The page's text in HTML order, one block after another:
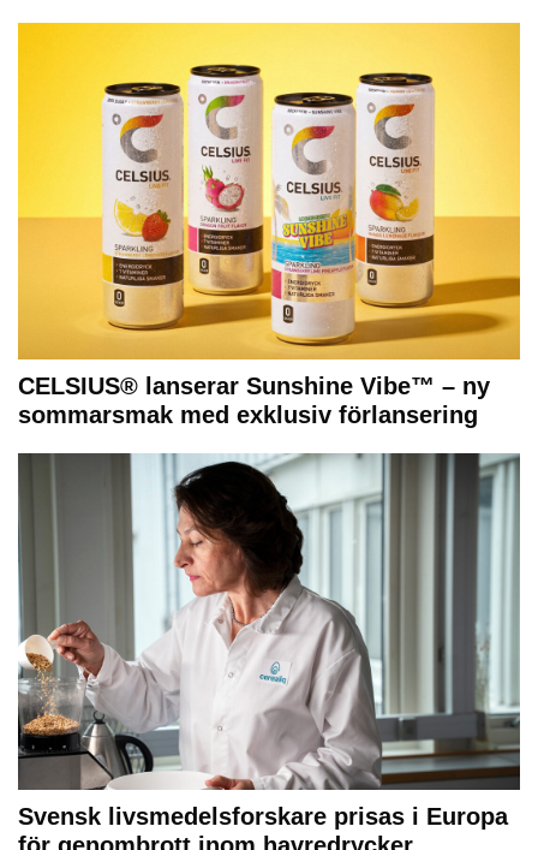
CELSIUS® lanserar Sunshine Vibe™ – ny
sommarsmak med exklusiv förlansering
Svensk livsmedelsforskare prisas i Europa